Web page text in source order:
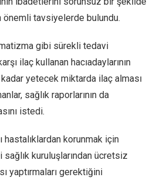
tavsiyelerde bulundu.
gibi sürekli tedavi
ilaç kullanan hacıadaylarının
yetecek miktarda ilaç alması
sağlık raporlarının da
istedi.
hastalıklardan korunmak için
kuruluşlarından ücretsiz
yaptırmaları gerektiğini